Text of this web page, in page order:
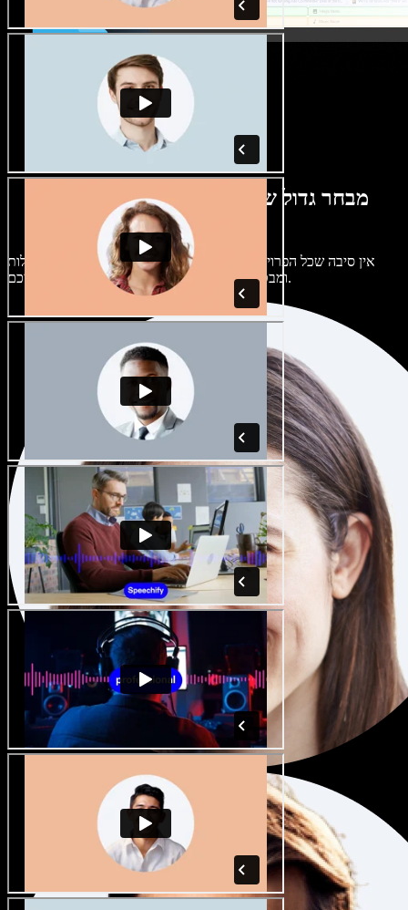
מבחר גדול של קולות נשים וגברים במגוון
מבטאים
אין סיבה שכל הפרויקטים יישמעו אותו דבר. בחרו מתוך מאות קולות
ומבטאים של בינה מלאכותית והתאימו אותם אליכם.